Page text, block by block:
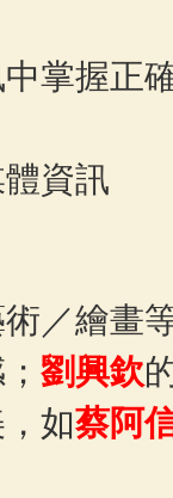
掌握正
資訊
／繪畫
劉興欽
如蔡阿